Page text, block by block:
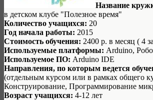
Название
в детском клубе "Полезное время"
Количество учащихся: 20
Год начала работы: 2015
Стоимость обучения: 2400 р. в месяц ( 4
Используемые платформы: Arduino,
Используемое ПО: Arduino IDE
Направления, по которым ведется
(отдельным курсом или в рамках общего
Конструирование, Программирование
Возраст учащихся: 4-12 лет